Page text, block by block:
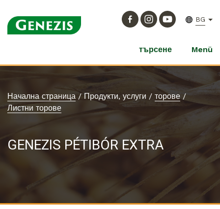
BG
търсене Menü
Начална страница/ Продукти, услуги / торове /
Листни торове
GENEZIS PÉTIBÓR EXTRA